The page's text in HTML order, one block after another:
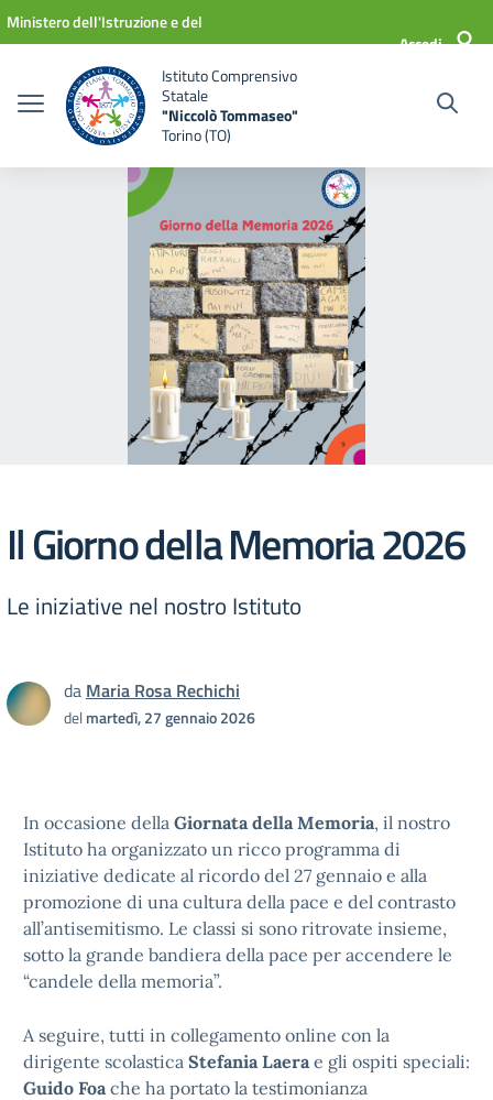
Vai ai contenuti
Vai al menu di navigazione
Vai al footer
Ministero dell'Istruzione e del
Accedi
Istituto Comprensivo
Statale
"Niccolò Tommaseo"
Torino (TO)
Il Giorno della Memoria 2026
Le iniziative nel nostro Istituto
da Maria Rosa Rechichi
delmartedì, 27 gennaio 2026
In occasione della Giornata della Memoria, il nostro
Istituto ha organizzato un ricco programma di
iniziative dedicate al ricordo del 27 gennaio e alla
promozione di una cultura della pace e del contrasto
all’antisemitismo. Le classi si sono ritrovate insieme,
sotto la grande bandiera della pace per accendere le
“candele della memoria”.
A seguire, tutti in collegamento online con la
dirigente scolastica Stefania Laerae gli ospiti speciali:
Guido Foache ha portato la testimonianza